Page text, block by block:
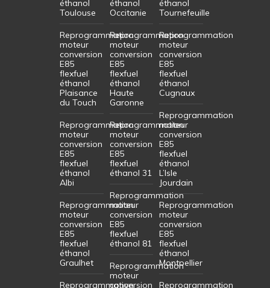
éthanol
Toulouse
Reprogrammation
moteur
conversion
E85
flexfuel
éthanol
Plaisance
du Touch
Reprogrammation
moteur
conversion
E85
flexfuel
éthanol
Albi
Reprogrammation
moteur
conversion
E85
flexfuel
éthanol
Graulhet
Reprogrammation
éthanol
Occitanie
Reprogrammation
moteur
conversion
E85
flexfuel
éthanol
Haute
Garonne
Reprogrammation
moteur
conversion
E85
flexfuel
éthanol 31
Reprogrammation
moteur
conversion
E85
flexfuel
éthanol 81
Reprogrammation
moteur
conversion
éthanol
Tournefeuille
Reprogrammation
moteur
conversion
E85
flexfuel
éthanol
Cugnaux
Reprogrammation
moteur
conversion
E85
flexfuel
éthanol
L’Isle
Jourdain
Reprogrammation
moteur
conversion
E85
flexfuel
éthanol
Montpellier
Reprogrammation